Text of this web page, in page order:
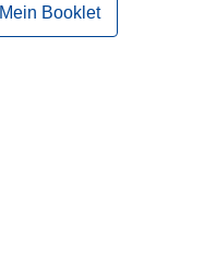
Mein Booklet